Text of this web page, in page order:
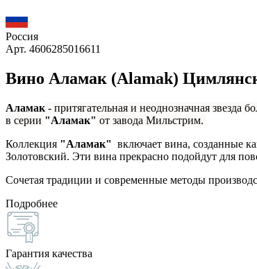
Россия
Арт. 4606285016611
Вино Аламак (Alamak)
Аламак - притягательная и неоднозначная
в серии "Аламак" от завода Мильстрим.
Коллекция "Аламак" включает вина, созданные
Золотовский. Эти вина прекрасно подойдут для
Сочетая традиции и современные методы
Подробнее
Гарантия качества